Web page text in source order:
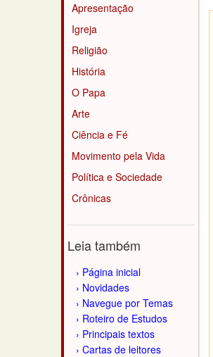
Apresentação
Igreja
Religião
História
O Papa
Arte
Ciência e Fé
Movimento pela Vida
Política e Sociedade
Crônicas
Leia também
Página inicial
Novidades
Navegue por Temas
Roteiro de Estudos
Principais textos
Cartas de leitores